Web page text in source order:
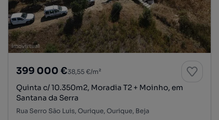
399 000 €38,55 €/m²
Quinta c/ 10.350m2, Moradia T2 + Moinho, em
Santana da Serra
Rua Serro São Luis, Ourique, Ourique, Beja